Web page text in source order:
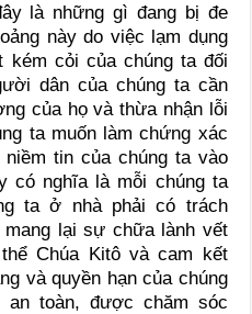
là những gì đang bị đe
này do việc lạm dụng
kém cỏi của chúng ta đối
dân của chúng ta cần
của họ và thừa nhận lỗi
ta muốn làm chứng xác
tin của chúng ta vào
có nghĩa là mỗi chúng ta
ta ở nhà phải có trách
lại sự chữa lành vết
Chúa Kitô và cam kết
và quyền hạn của chúng
toàn, được chăm sóc